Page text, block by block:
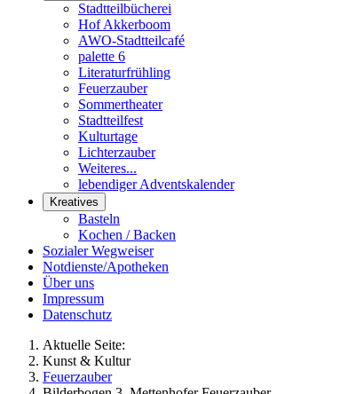
Stadtteilbücherei
Hof Akkerboom
AWO-Stadtteilcafé
palette 6
Literaturfrühling
Feuerzauber
Sommertheater
Stadtteilfest
Kulturtage
Lichterzauber
Weiteres...
lebendiger Adventskalender
Kreatives
Basteln
Kochen / Backen
Sozialer Wegweiser
Notdienste/Apotheken
Über uns
Impressum
Datenschutz
Aktuelle Seite:
Kunst & Kultur
Feuerzauber